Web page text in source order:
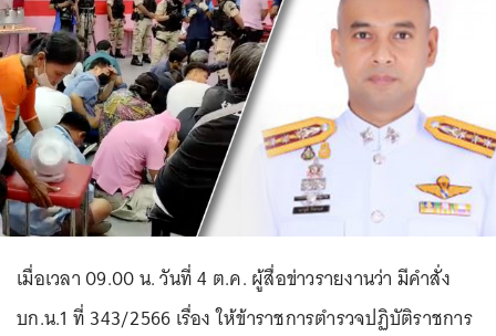
เมื่อเวลา 09.00 น. วันที่ 4 ต.ค. ผู้สื่อข่าวรายงานว่า มีคำสั่ง
บก.น.1 ที่ 343/2566 เรื่อง ให้ข้าราชการตำรวจปฏิบัติราชการ